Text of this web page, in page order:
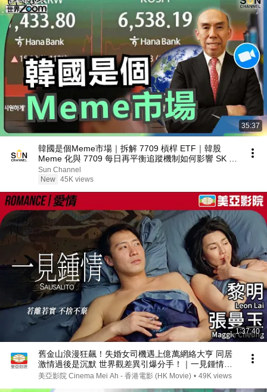
35:37
韓國是個Meme市場｜拆解 7709 槓桿 ETF｜韓股
Meme 化與 7709 每日再平衡追蹤機制如何影響 SK 海
力士走勢？｜譚新強世界ZOOM︱Sun Channel︱
20260801
Sun Channel
New 45K views
1:37:40
舊金山浪漫狂飆！失婚女司機遇上億萬網絡大亨 同居
激情過後是沉默 世界觀差異引爆分手！｜一見鍾情
(Sausalito)｜黎明、張曼玉、葛民輝、吳耀漢｜粵語中
美亞影院 Cinema Mei Ah - 香港電影 (HK Movie) • 49K views